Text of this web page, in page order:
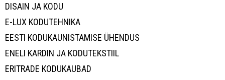
DISAIN JA KODU
E-LUX KODUTEHNIKA
EESTI KODUKAUNISTAMISE ÜHENDUS
ENELI KARDIN JA KODUTEKSTIIL
ERITRADE KODUKAUBAD